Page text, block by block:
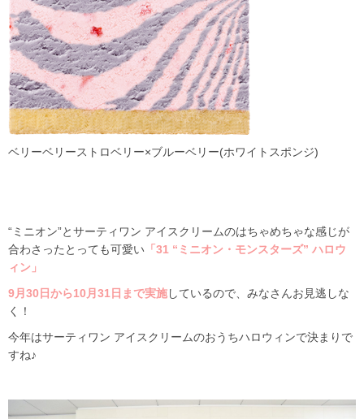
ベリーベリーストロベリー×ブルーベリー(ホワイトスポンジ)
“ミニオン”とサーティワン アイスクリームのはちゃめちゃな感じが
合わさったとっても可愛い 「31 “ミニオン・モンスターズ” ハロウ
ィン」
9月30日から10月31日まで実施しているので、みなさんお見逃しな
く！
今年はサーティワン アイスクリームのおうちハロウィンで決まりで
すね♪